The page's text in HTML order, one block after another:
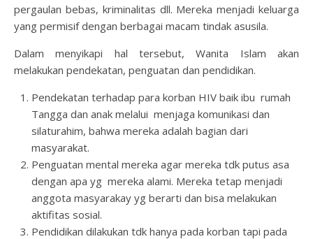
pergaulan bebas, kriminalitas dll. Mereka menjadi keluarga
yang permisif dengan berbagai macam tindak asusila.
Dalam menyikapi hal tersebut, Wanita Islam akan
melakukan pendekatan, penguatan dan pendidikan.
Pendekatan terhadap para korban HIV baik ibu rumah
Tangga dan anak melalui menjaga komunikasi dan
silaturahim, bahwa mereka adalah bagian dari
masyarakat.
Penguatan mental mereka agar mereka tdk putus asa
dengan apa yg mereka alami. Mereka tetap menjadi
anggota masyarakay yg berarti dan bisa melakukan
aktifitas sosial.
Pendidikan dilakukan tdk hanya pada korban tapi pada